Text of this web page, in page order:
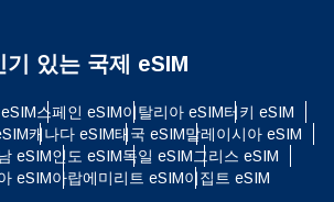
기 있는 국제 eSIM
스페인 eSIM이탈리아 eSIM터키 eSIM
캐나다 eSIM태국 eSIM말레이시아 eSIM
eSIM인도 eSIM독일 eSIM그리스 eSIM
eSIM아랍에미리트 eSIM이집트 eSIM